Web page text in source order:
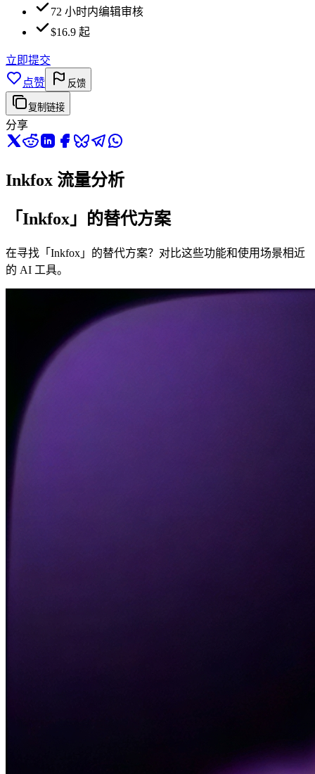
72 小时内编辑审核
$16.9 起
立即提交
点赞
反馈
复制链接
分享
Inkfox 流量分析
「Inkfox」的替代方案
在寻找「Inkfox」的替代方案？对比这些功能和使用场景相近
的 AI 工具。